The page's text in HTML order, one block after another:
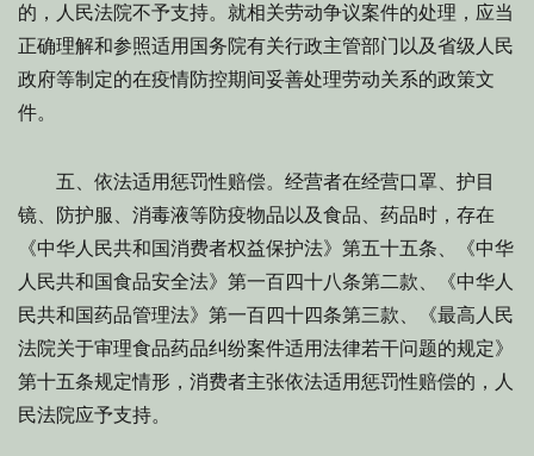
的，人民法院不予支持。就相关劳动争议案件的处理，应当
正确理解和参照适用国务院有关行政主管部门以及省级人民
政府等制定的在疫情防控期间妥善处理劳动关系的政策文
件。
五、依法适用惩罚性赔偿。经营者在经营口罩、护目
镜、防护服、消毒液等防疫物品以及食品、药品时，存在
《中华人民共和国消费者权益保护法》第五十五条、《中华
人民共和国食品安全法》第一百四十八条第二款、《中华人
民共和国药品管理法》第一百四十四条第三款、《最高人民
法院关于审理食品药品纠纷案件适用法律若干问题的规定》
第十五条规定情形，消费者主张依法适用惩罚性赔偿的，人
民法院应予支持。